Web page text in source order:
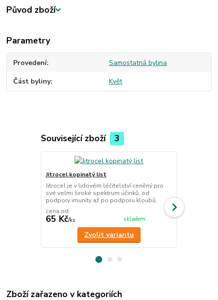
Původ zboží
Parametry
Provedení Samostatná bylina
Část byliny Květ
Související zboží 3
Jitrocel kopinatý list
Jitrocel je v lidovém léčitelství ceněný pro
své velmi široké spektrum účinků, od
podpory imunity až po podporu kloubů.
cena od
65 Kč/ks skladem
Zvolit variantu
užívat
Zboží zařazeno v kategoriích